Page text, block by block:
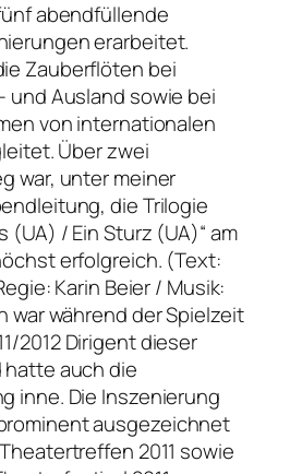
abendfüllende
erarbeitet.
Zauberflöten bei
und Ausland sowie bei
von internationalen
Über zwei
war, unter meiner
die Trilogie
(UA) / Ein Sturz (UA)“ am
erfolgreich. (Text:
Karin Beier / Musik:
war während der Spielzeit
2012 Dirigent dieser
auch die
inne. Die Inszenierung
ausgezeichnet
2011 sowie